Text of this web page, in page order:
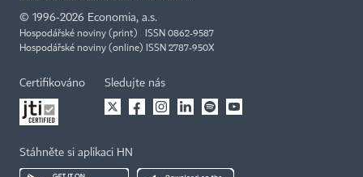
© 1996-2026 Economia, a.s.
Hospodářské noviny (print) ISSN 0862-9587
Hospodářské noviny (online) ISSN 2787-950X
Certifikováno Sledujte nás
Stáhněte si aplikaci HN